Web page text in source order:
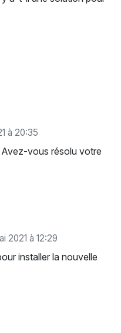
à 20:35
Avez-vous résolu votre
2021 à 12:29
installer la nouvelle